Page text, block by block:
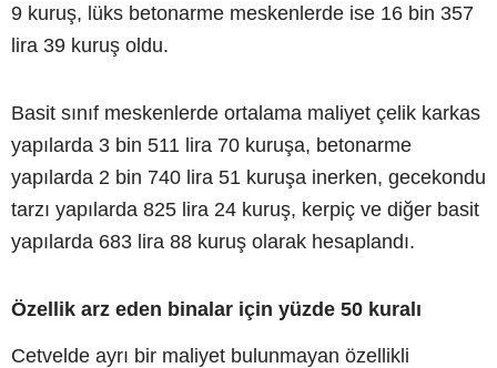
9 kuruş, lüks betonarme meskenlerde ise 16 bin 357
lira 39 kuruş oldu.
Basit sınıf meskenlerde ortalama maliyet çelik karkas
yapılarda 3 bin 511 lira 70 kuruşa, betonarme
yapılarda 2 bin 740 lira 51 kuruşa inerken, gecekondu
tarzı yapılarda 825 lira 24 kuruş, kerpiç ve diğer basit
yapılarda 683 lira 88 kuruş olarak hesaplandı.
Özellik arz eden binalar için yüzde 50 kuralı
Cetvelde ayrı bir maliyet bulunmayan özellikli